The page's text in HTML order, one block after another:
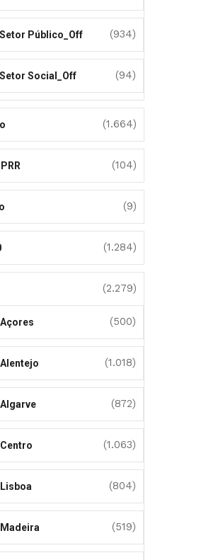
Setor Público_Off (934)
Setor Social_Off (94)
(1.664)
(104)
(9)
(1.284)
(2.279)
Açores (500)
Alentejo (1.018)
Algarve (872)
Centro (1.063)
Lisboa (804)
Madeira (519)